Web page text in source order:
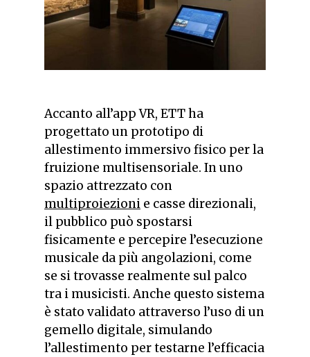
Accanto all’app VR, ETT ha
progettato un prototipo di
allestimento immersivo fisico per la
fruizione multisensoriale. In uno
spazio attrezzato con
multiproiezioni e casse direzionali,
il pubblico può spostarsi
fisicamente e percepire l’esecuzione
musicale da più angolazioni, come
se si trovasse realmente sul palco
tra i musicisti. Anche questo sistema
è stato validato attraverso l’uso di un
gemello digitale, simulando
l’allestimento per testarne l’efficacia